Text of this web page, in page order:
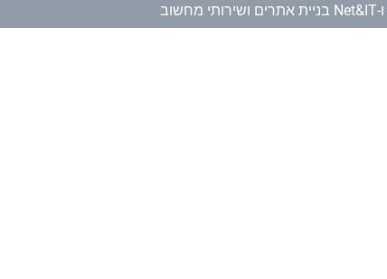
ו-Net&IT בניית אתרים ושירותי מחשוב